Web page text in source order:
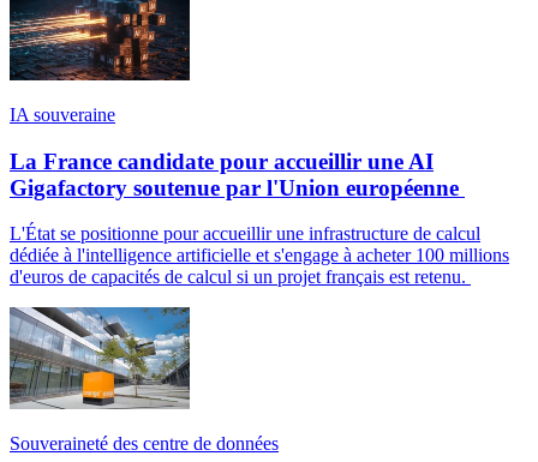
IA souveraine
La France candidate pour accueillir une AI
Gigafactory soutenue par l'Union européenne
L'État se positionne pour accueillir une infrastructure de calcul
dédiée à l'intelligence artificielle et s'engage à acheter 100 millions
d'euros de capacités de calcul si un projet français est retenu.
Souveraineté des centre de données